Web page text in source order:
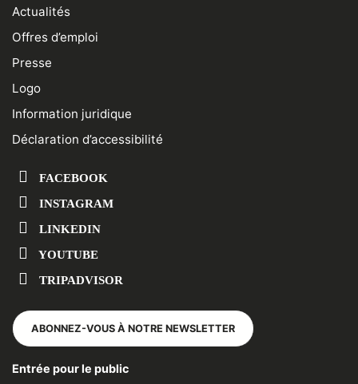
Actualités
Offres d’emploi
Presse
Logo
Information juridique
Déclaration d’accessibilité
FACEBOOK
INSTAGRAM
LINKEDIN
YOUTUBE
TRIPADVISOR
ABONNEZ-VOUS À NOTRE NEWSLETTER
Entrée pour le public